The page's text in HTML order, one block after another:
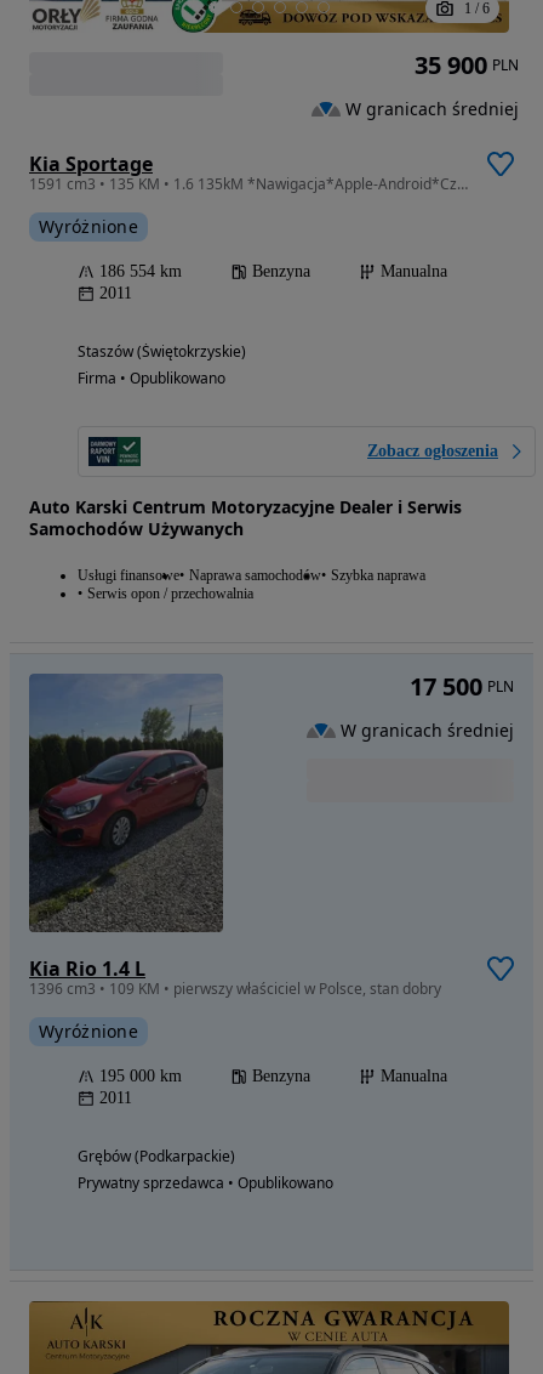
1 / 6
Kia Sportage
1591 cm3 • 135 KM • 1.6 135kM *Nawigacja*Apple-Android*Czujniki Parkowania*Multifunkcja*
Wyróżnione
186 554 km Benzyna
Manualna
2011
Staszów (Świętokrzyskie)
Firma • Opublikowano
Zobacz ogłoszenia
Auto Karski Centrum Motoryzacyjne Dealer i Serwis
Samochodów Używanych
Usługi finansowe Naprawa samochodów Szybka naprawa
Serwis opon / przechowalnia
35 900 PLN
W granicach średniej
Kia Rio 1.4 L
1396 cm3 • 109 KM • pierwszy właściciel w Polsce, stan dobry
Wyróżnione
195 000 km Benzyna
Manualna
2011
Grębów (Podkarpackie)
Prywatny sprzedawca • Opublikowano
17 500 PLN
W granicach średniej